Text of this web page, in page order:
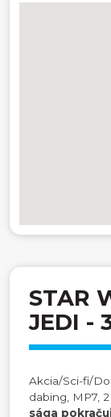
STAR
JEDI -
Akcia/Sci-fi/
dabing, MP7,
sága pokra